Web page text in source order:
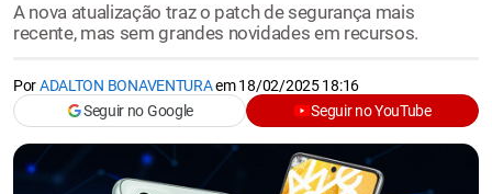
A nova atualização traz o patch de segurança mais
recente, mas sem grandes novidades em recursos.
PorADALTON BONAVENTURAem18/02/2025 18:16
Seguir no Google
Seguir no YouTube